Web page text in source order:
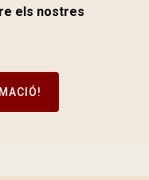
els nostres